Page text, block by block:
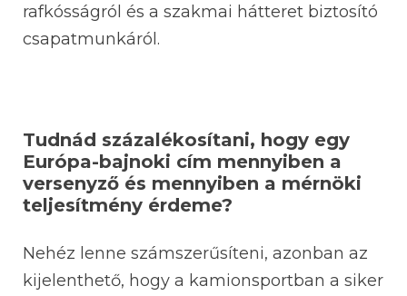
rafkósságról és a szakmai hátteret biztosító
csapatmunkáról.
Tudnád százalékosítani, hogy egy
Európa-bajnoki cím mennyiben a
versenyző és mennyiben a mérnöki
teljesítmény érdeme?
Nehéz lenne számszerűsíteni, azonban az
kijelenthető, hogy a kamionsportban a siker